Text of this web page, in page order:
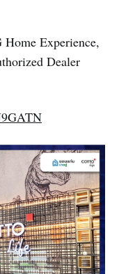
Experience,
Dealer